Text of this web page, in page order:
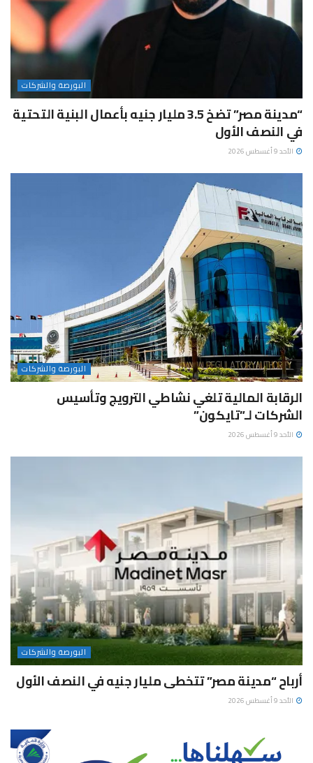
البورصة والشركات
“مدينة مصر” تضخ 3.5 مليار جنيه بأعمال البنية التحتية
في النصف الأول
الأحد 9 أغسطس 2026
البورصة والشركات
الرقابة المالية تلغي نشاطي الترويج وتأسيس
الشركات لـ”تايكون”
الأحد 9 أغسطس 2026
البورصة والشركات
أرباح “مدينة مصر” تتخطى مليار جنيه في النصف الأول
الأحد 9 أغسطس 2026